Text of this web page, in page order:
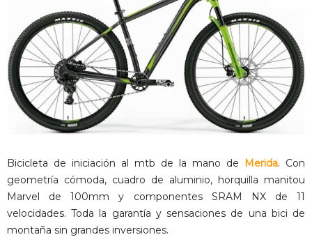
Bicicleta de iniciación al mtb de la mano de Merida. Con
geometría cómoda, cuadro de aluminio, horquilla manitou
Marvel de 100mm y componentes SRAM NX de 11
velocidades. Toda la garantía y sensaciones de una bici de
montaña sin grandes inversiones.